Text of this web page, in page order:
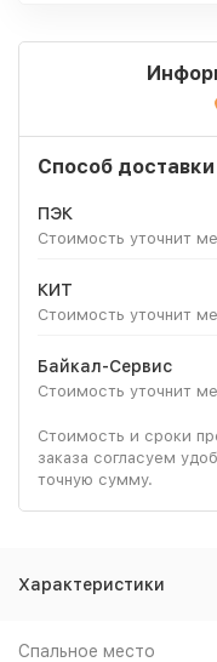
Способ доставки
ПЭК
Стоимость уточнит
КИТ
Стоимость уточнит
Байкал-Сервис
Стоимость уточнит
Стоимость и сроки
заказа согласуем
точную сумму.
Характеристики
Спальное место